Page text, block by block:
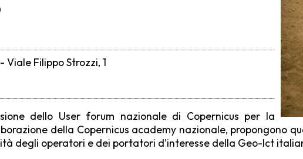
Filippo Strozzi, 1
dello User forum nazionale di Copernicus per la
della Copernicus academy nazionale, propongono
degli operatori e dei portatori d’interesse della Geo-Ict